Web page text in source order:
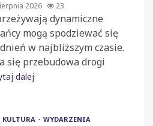
2026 23
dynamiczne
mogą spodziewać się
w najbliższym czasie.
się przebudowa drogi
dalej
KULTURA WYDARZENIA